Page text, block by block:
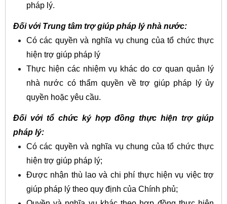
pháp lý.
Đối với Trung tâm trợ giúp pháp lý nhà nước:
Có các quyền và nghĩa vụ chung của tổ chức thực
hiện trợ giúp pháp lý
Thực hiện các nhiệm vụ khác do cơ quan quản lý
nhà nước có thẩm quyền về trợ giúp pháp lý ủy
quyền hoặc yêu cầu.
Đối với tổ chức ký hợp đồng thực hiện trợ giúp
pháp lý:
Có các quyền và nghĩa vụ chung của tổ chức thực
hiện trợ giúp pháp lý;
Được nhận thù lao và chi phí thực hiện vụ việc trợ
giúp pháp lý theo quy định của Chính phủ;